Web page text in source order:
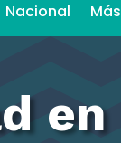
Nacional Más
en